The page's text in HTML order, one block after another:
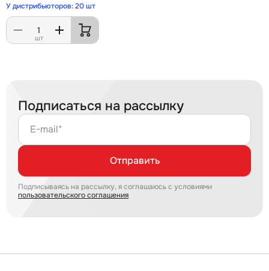
У дистрибьюторов: 20 шт
шт
Подписаться на рассылку
E-mail*
Отправить
Подписываясь на рассылку, я соглашаюсь с условиями
пользовательского соглашения